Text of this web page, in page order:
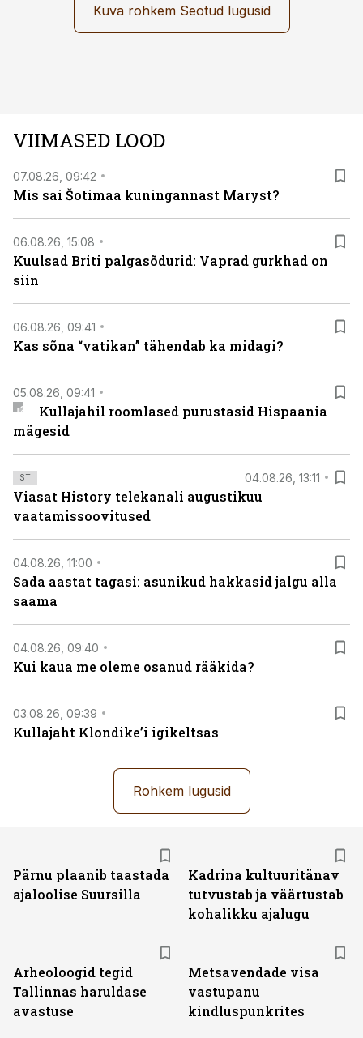
Kuva rohkem Seotud lugusid
VIIMASED LOOD
07.08.26, 09:42
Mis sai Šotimaa kuningannast Maryst?
06.08.26, 15:08
Kuulsad Briti palgasõdurid: Vaprad gurkhad on
siin
06.08.26, 09:41
Kas sõna “vatikan” tähendab ka midagi?
05.08.26, 09:41
Kullajahil roomlased purustasid Hispaania
mägesid
ST 04.08.26, 13:11
Viasat History telekanali augustikuu
vaatamissoovitused
04.08.26, 11:00
Sada aastat tagasi: asunikud hakkasid jalgu alla
saama
04.08.26, 09:40
Kui kaua me oleme osanud rääkida?
03.08.26, 09:39
Kullajaht Klondike’i igikeltsas
Rohkem lugusid
Pärnu plaanib taastada
ajaloolise Suursilla
Kadrina kultuuritänav
tutvustab ja väärtustab
kohalikku ajalugu
Arheoloogid tegid
Tallinnas haruldase
avastuse
Metsavendade visa
vastupanu
kindluspunkrites